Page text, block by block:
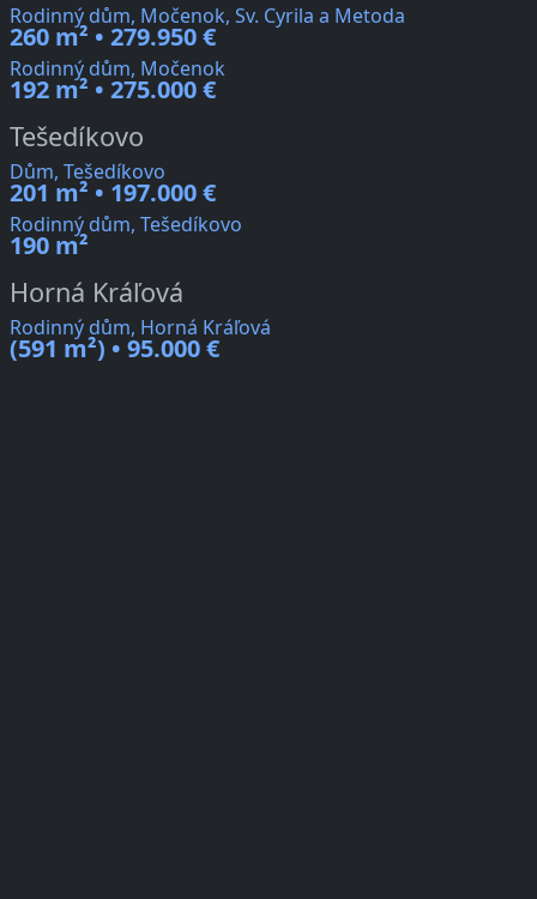
Rodinný dům, Močenok, Sv. Cyrila a Metoda
260 m² • 279.950 €
Rodinný dům, Močenok
192 m² • 275.000 €
Tešedíkovo
Dům, Tešedíkovo
201 m² • 197.000 €
Rodinný dům, Tešedíkovo
190 m²
Horná Kráľová
Rodinný dům, Horná Kráľová
(591 m²) • 95.000 €